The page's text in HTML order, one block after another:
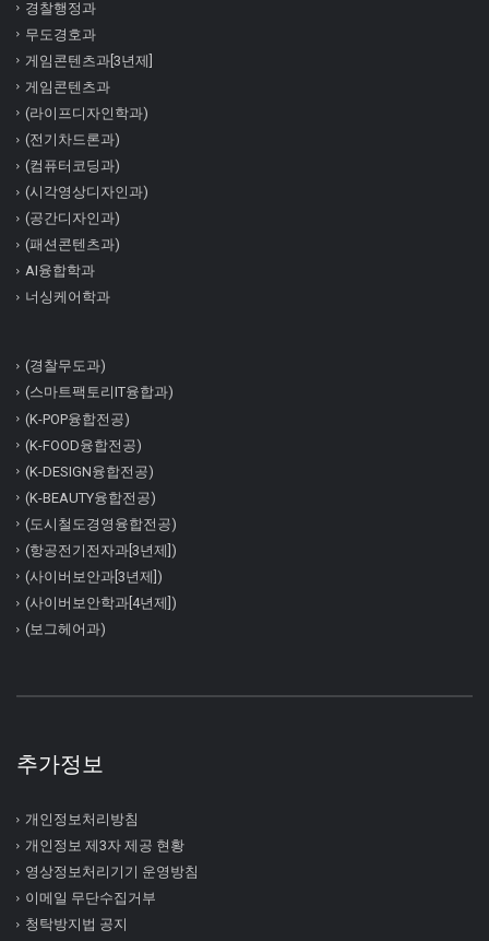
경찰행정과
무도경호과
게임콘텐츠과[3년제]
게임콘텐츠과
(라이프디자인학과)
(전기차드론과)
(컴퓨터코딩과)
(시각영상디자인과)
(공간디자인과)
(패션콘텐츠과)
AI융합학과
너싱케어학과
(경찰무도과)
(스마트팩토리IT융합과)
(K-POP융합전공)
(K-FOOD융합전공)
(K-DESIGN융합전공)
(K-BEAUTY융합전공)
(도시철도경영융합전공)
(항공전기전자과[3년제])
(사이버보안과[3년제])
(사이버보안학과[4년제])
(보그헤어과)
추가정보
개인정보처리방침
개인정보 제3자 제공 현황
영상정보처리기기 운영방침
이메일 무단수집거부
청탁방지법 공지